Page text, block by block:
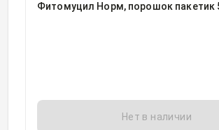
Фитомуцил Норм, порошок пакетик
Нет в наличии